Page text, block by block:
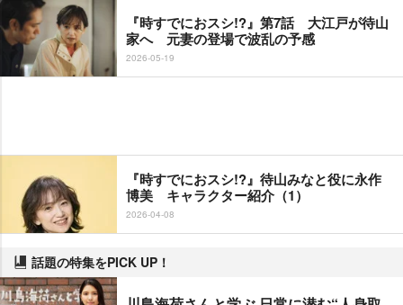
『時すでにおスシ!?』第7話 大江戸が待山
家へ 元妻の登場で波乱の予感
2026-05-19
『時すでにおスシ!?』待山みなと役に永作
博美 キャラクター紹介（1）
2026-04-08
話題の特集をPICK UP！